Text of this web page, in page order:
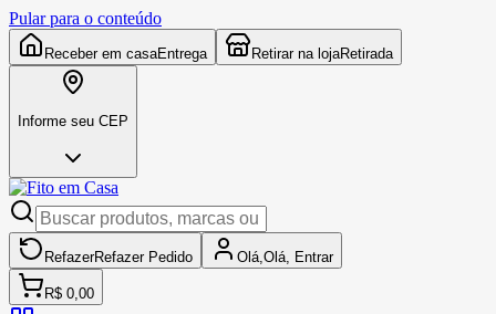
Pular para o conteúdo
Receber em casaEntrega Retirar na lojaRetirada
Informe seu CEP
RefazerRefazer Pedido Olá, Olá, Entrar
R$ 0,00